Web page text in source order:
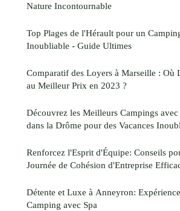
Nature Incontournable
Top Plages de l'Hérault pour un
Inoubliable - Guide Ultimes
Comparatif des Loyers à Marseille : Où
au Meilleur Prix en 2023 ?
Découvrez les Meilleurs Campings
dans la Drôme pour des Vacances
Renforcez l'Esprit d'Équipe: Conseils
Journée de Cohésion d'Entreprise
Détente et Luxe à Anneyron:
Camping avec Spa